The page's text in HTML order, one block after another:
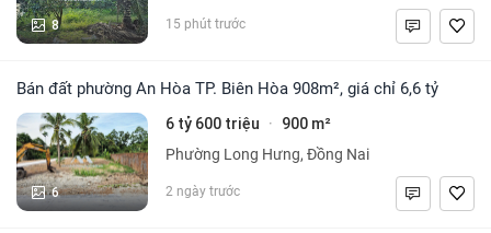
8 15 phút trước
Bán đất phường An Hòa TP. Biên Hòa 908m², giá chỉ 6,6 tỷ
6
6 tỷ 600 triệu · 900 m²
Phường Long Hưng, Đồng Nai
2 ngày trước